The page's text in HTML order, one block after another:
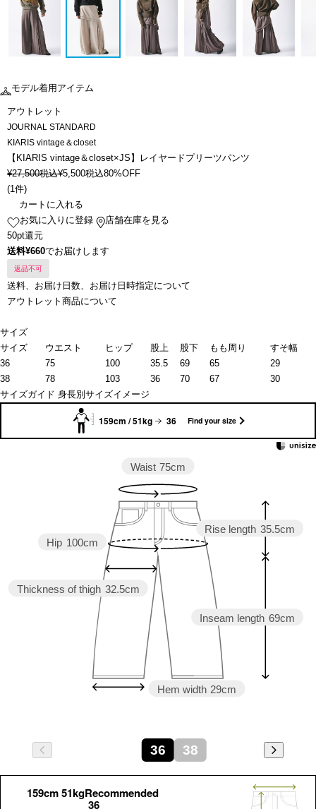
モデル着用アイテム
アウトレット
JOURNAL STANDARD
KIARIS vintage＆closet
【KIARIS vintage＆closet×JS】レイヤードプリーツパンツ
¥27,500税込¥5,500税込80%OFF
(1件)
カートに入れる
お気に入りに登録
店舗在庫を見る
50pt還元
送料¥660でお届けします
返品不可
送料、お届け日数、お届け日時指定について
アウトレット商品について
サイズ
サイズ
ウエスト ヒップ 股上 股下 もも周り
すそ幅
36
75 100 35.5 69 65
29
38
78 103 36 70 67
30
サイズガイド 身長別サイズイメージ
159cm / 51kg 36 Find your size
Inseam length 69cm
Rise length 35.5cm
Hem width 29cm
Thickness of thigh 32.5cm
Hip 100cm
Waist 75cm
36 38
159cm 51kgRecommended
36